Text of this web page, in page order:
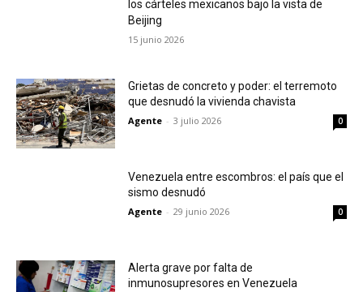
los cárteles mexicanos bajo la vista de
Beijing
15 junio 2026
Grietas de concreto y poder: el terremoto
que desnudó la vivienda chavista
Agente - 3 julio 2026 0
Venezuela entre escombros: el país que el
sismo desnudó
Agente - 29 junio 2026 0
Alerta grave por falta de
inmunosupresores en Venezuela